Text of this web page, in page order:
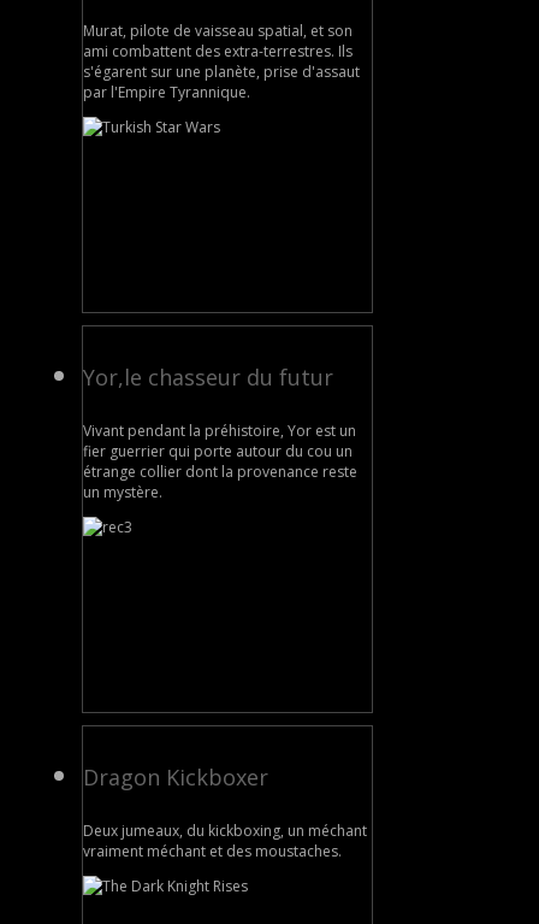
Murat, pilote de vaisseau spatial, et son
ami combattent des extra-terrestres. Ils
s'égarent sur une planète, prise d'assaut
par l'Empire Tyrannique.
Yor,le chasseur du futur
Vivant pendant la préhistoire, Yor est un
fier guerrier qui porte autour du cou un
étrange collier dont la provenance reste
un mystère.
Dragon Kickboxer
Deux jumeaux, du kickboxing, un méchant
vraiment méchant et des moustaches.